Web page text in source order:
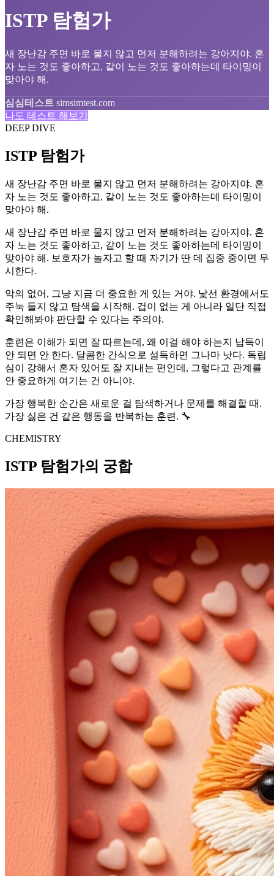
ISTP 탐험가
새 장난감 주면 바로 물지 않고 먼저 분해하려는 강아지야. 혼
자 노는 것도 좋아하고, 같이 노는 것도 좋아하는데 타이밍이
맞아야 해.
심심테스트 simsimtest.com
나도 테스트 해보기
DEEP DIVE
ISTP 탐험가
새 장난감 주면 바로 물지 않고 먼저 분해하려는 강아지야. 혼
자 노는 것도 좋아하고, 같이 노는 것도 좋아하는데 타이밍이
맞아야 해.
새 장난감 주면 바로 물지 않고 먼저 분해하려는 강아지야. 혼
자 노는 것도 좋아하고, 같이 노는 것도 좋아하는데 타이밍이
맞아야 해. 보호자가 놀자고 할 때 자기가 딴 데 집중 중이면 무
시한다.
악의 없어, 그냥 지금 더 중요한 게 있는 거야. 낯선 환경에서도
주눅 들지 않고 탐색을 시작해. 겁이 없는 게 아니라 일단 직접
확인해봐야 판단할 수 있다는 주의야.
훈련은 이해가 되면 잘 따르는데, 왜 이걸 해야 하는지 납득이
안 되면 안 한다. 달콤한 간식으로 설득하면 그나마 낫다. 독립
심이 강해서 혼자 있어도 잘 지내는 편인데, 그렇다고 관계를
안 중요하게 여기는 건 아니야.
가장 행복한 순간은 새로운 걸 탐색하거나 문제를 해결할 때.
가장 싫은 건 같은 행동을 반복하는 훈련. 🔧
CHEMISTRY
ISTP 탐험가의 궁합